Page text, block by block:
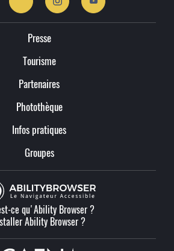
Presse
Tourisme
Partenaires
Photothèque
Infos pratiques
Groupes
ce qu'Ability Browser ?
Ability Browser ?